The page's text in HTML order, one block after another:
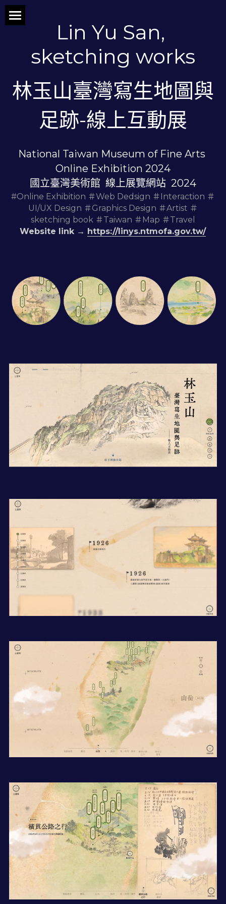
NeonGalaxy Design
Our Work
Motion
Category
國立臺灣歷史博物館
國立故宮博物院
國立臺灣美術館
國立臺灣科學教育館
國立臺灣大學校史館
Lin Yu San,
sketching works
林玉山臺灣寫生地圖與
足跡-線上互動展
National Taiwan Museum of Fine Arts
Online Exhibition 2024
國立臺灣美術館  線上展覽網站  2024
#Online Exhibition ＃Web Dedsign ＃Interaction ＃
UI/UX Design ＃Graphics Design ＃Artist ＃
sketching book ＃Taiwan ＃Map ＃Travel
Website link → https://linys.ntmofa.gov.tw/